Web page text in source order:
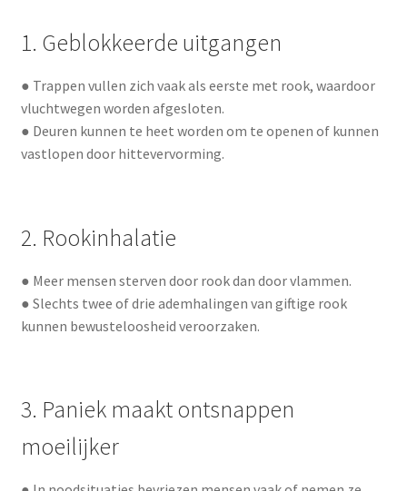
1. Geblokkeerde uitgangen
● Trappen vullen zich vaak als eerste met rook, waardoor
vluchtwegen worden afgesloten.
● Deuren kunnen te heet worden om te openen of kunnen
vastlopen door hittevervorming.
2. Rookinhalatie
● Meer mensen sterven door rook dan door vlammen.
● Slechts twee of drie ademhalingen van giftige rook
kunnen bewusteloosheid veroorzaken.
3. Paniek maakt ontsnappen
moeilijker